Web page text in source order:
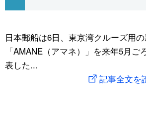
社会
文化
科学・技術
旅と暮らし
動画/Live
Books
暮らし
スポーツ・東京2020
日本郵船は6日、東京湾クルーズ用
「AMANE（アマネ）」を来年5月ご
表した...
記事全文を